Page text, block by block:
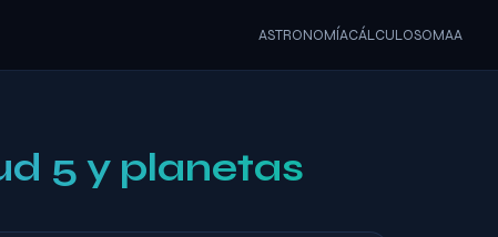
ASTRONOMÍACÁLCULOSOMAA
5 y planetas